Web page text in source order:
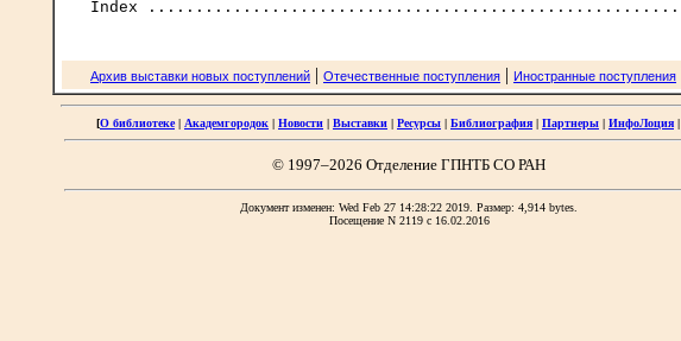
Архив выставки новых поступлений | Отечественные поступления | Иностранные поступления
[О библиотеке| Академгородок | Новости | Выставки | Ресурсы | Библиография | Партнеры | ИнфоЛоция |
© 1997–2026 Отделение ГПНТБ СО РАН
Документ изменен: Wed Feb 27 14:28:22 2019. Размер: 4,914 bytes.
Посещение N 2119 c 16.02.2016